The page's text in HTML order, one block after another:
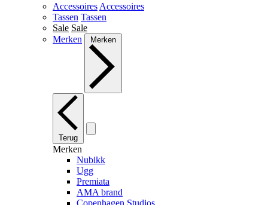
Accessoires Accessoires
Tassen Tassen
Sale Sale
Merken
Merken
Terug
Merken
Nubikk
Ugg
Premiata
AMA brand
Copenhagen Studios